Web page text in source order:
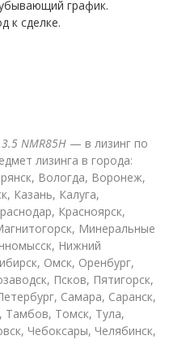
график.
к сделке.
NMR85H — в лизинг по
лизинга в города:
Вологда, Воронеж,
Казань, Калуга,
Красноярск,
Минеральные
Нижний
Омск, Оренбург,
Псков, Пятигорск,
Самара, Саранск,
Тамбов, Томск, Тула,
Чебоксары, Челябинск,